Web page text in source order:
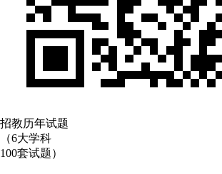
招教历年试题
（6大学科
100套试题）